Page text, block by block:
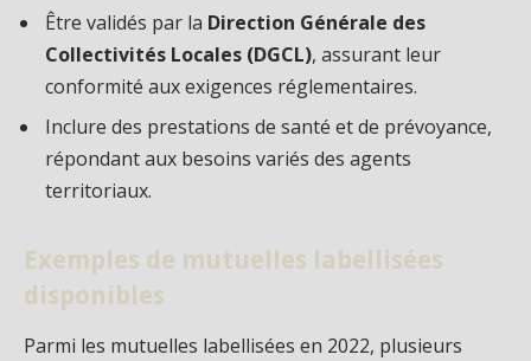
Être validés par la Direction Générale des
Collectivités Locales (DGCL), assurant leur
conformité aux exigences réglementaires.
Inclure des prestations de santé et de prévoyance,
répondant aux besoins variés des agents
territoriaux.
Exemples de mutuelles labellisées
disponibles
Parmi les mutuelles labellisées en 2022, plusieurs